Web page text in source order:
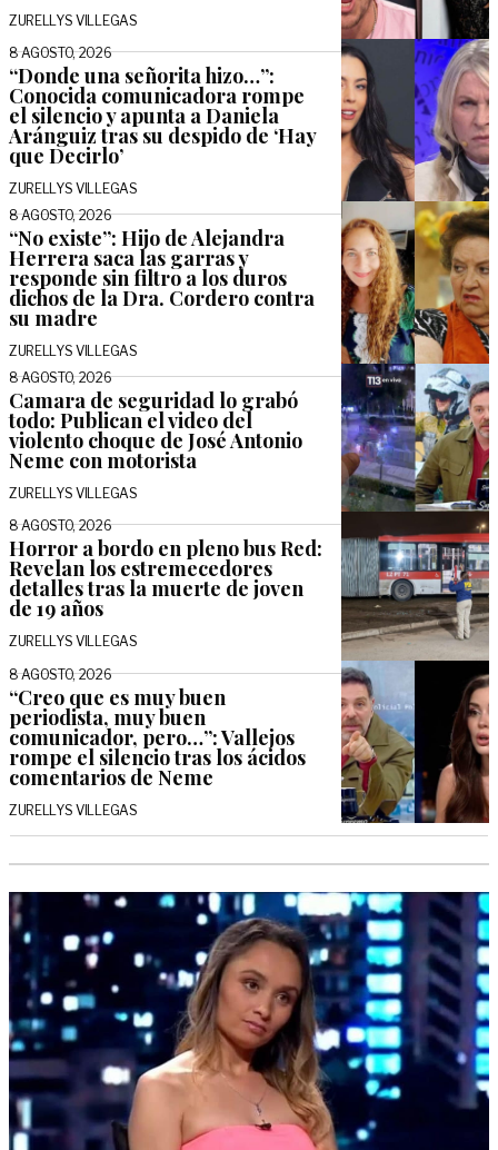
ZURELLYS VILLEGAS
8 AGOSTO, 2026
“Donde una señorita hizo…”:
Conocida comunicadora rompe
el silencio y apunta a Daniela
Aránguiz tras su despido de ‘Hay
que Decirlo’
ZURELLYS VILLEGAS
8 AGOSTO, 2026
“No existe”: Hijo de Alejandra
Herrera saca las garras y
responde sin filtro a los duros
dichos de la Dra. Cordero contra
su madre
ZURELLYS VILLEGAS
8 AGOSTO, 2026
Camara de seguridad lo grabó
todo: Publican el video del
violento choque de José Antonio
Neme con motorista
ZURELLYS VILLEGAS
8 AGOSTO, 2026
Horror a bordo en pleno bus Red:
Revelan los estremecedores
detalles tras la muerte de joven
de 19 años
ZURELLYS VILLEGAS
8 AGOSTO, 2026
“Creo que es muy buen
periodista, muy buen
comunicador, pero…”: Vallejos
rompe el silencio tras los ácidos
comentarios de Neme
ZURELLYS VILLEGAS